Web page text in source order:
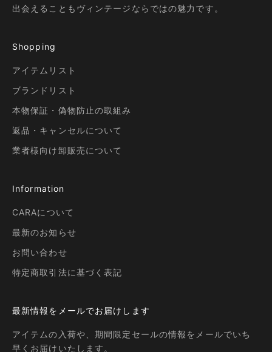
出会えることもヴィンテージならではの魅力です。
Shopping
アイテムリスト
ブランドリスト
本物保証・偽物防止の取組み
返品・キャンセルについて
業者様向け卸販売について
Information
CARAについて
最新のお知らせ
お問い合わせ
特定商取引法に基づく表記
最新情報をメールでお届けします
アイテムの入荷や、期間限定セールの情報をメールでいち
早くお届けいたします。